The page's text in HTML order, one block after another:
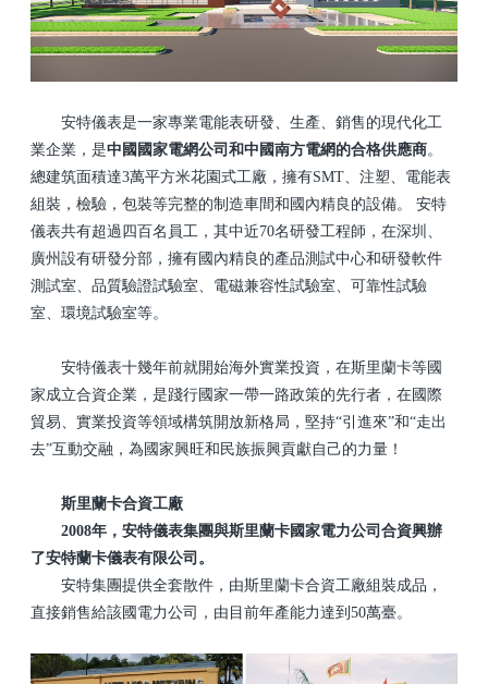
安特儀表是一家專業電能表研發、生產、銷售的現代化工
業企業，是中國國家電網公司和中國南方電網的合格供應商。
總建筑面積達3萬平方米花園式工廠，擁有SMT、注塑、電能表
組裝，檢驗，包裝等完整的制造車間和國內精良 的設備。 安特
儀表共有超過四百名員工，其中近70名研發工程師，在深圳、
廣州設有研發分部，擁有國內精良的產品測試中心和研發軟件
測試室、品質驗證試驗室、電磁兼容性試驗室、可靠性試驗
室、環境試驗室等。
安特儀表十幾年前就開始海外實業投資，在斯里蘭卡等國
家成立合資企業，是踐行國家一帶一路政策的先行者，在國際
貿易、實業投資等領域構筑開放新格局，堅持“引進來”和“走出
去”互動交融，為國家興旺和民族振興貢獻自己的力量！
斯里蘭卡合資工廠
2008年，安特儀表集團與斯里蘭卡國家電力公司合資興辦
了安特蘭卡儀表有限公司。
安特集團提供全套散件，由斯里蘭卡合資工廠組裝成品，
直接銷售給該國電力公司，由目前年產能力達到50萬臺。